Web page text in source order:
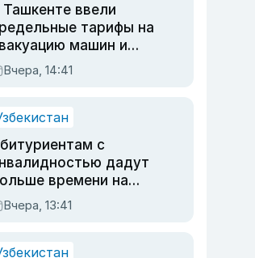
Ташкенте ввели
тарифы на
машин и
Вчера, 14:41
с
дадут
времени на
Вчера, 13:41